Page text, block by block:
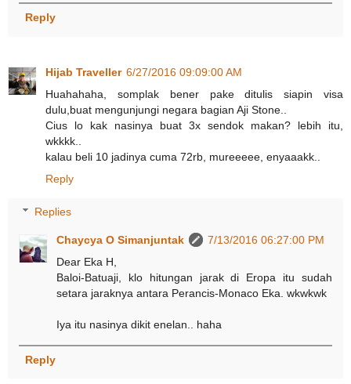
Reply
Hijab Traveller 6/27/2016 09:09:00 AM
Huahahaha, somplak bener pake ditulis siapin visa
dulu,buat mengunjungi negara bagian Aji Stone..
Cius lo kak nasinya buat 3x sendok makan? lebih itu,
wkkkk..
kalau beli 10 jadinya cuma 72rb, mureeeee, enyaaakk..
Reply
Replies
Chaycya O Simanjuntak
7/13/2016 06:27:00 PM
Dear Eka H,
Baloi-Batuaji, klo hitungan jarak di Eropa itu sudah
setara jaraknya antara Perancis-Monaco Eka. wkwkwk
Iya itu nasinya dikit enelan.. haha
Reply